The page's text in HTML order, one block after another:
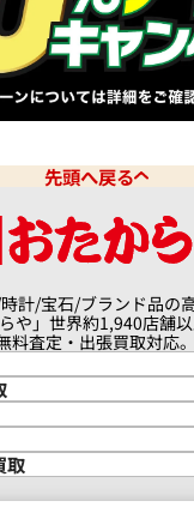
フショア
価格です
オーデマ
参考買取
※2023年7
先頭へ戻る
計/宝石/ブランド品の
らや」世界約1,940店舗以
料査定・出張買取対応。
情報
参考価格一覧
取
ナー買取
取